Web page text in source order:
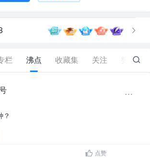
栏 沸点 收藏集 关注 57
？
点赞